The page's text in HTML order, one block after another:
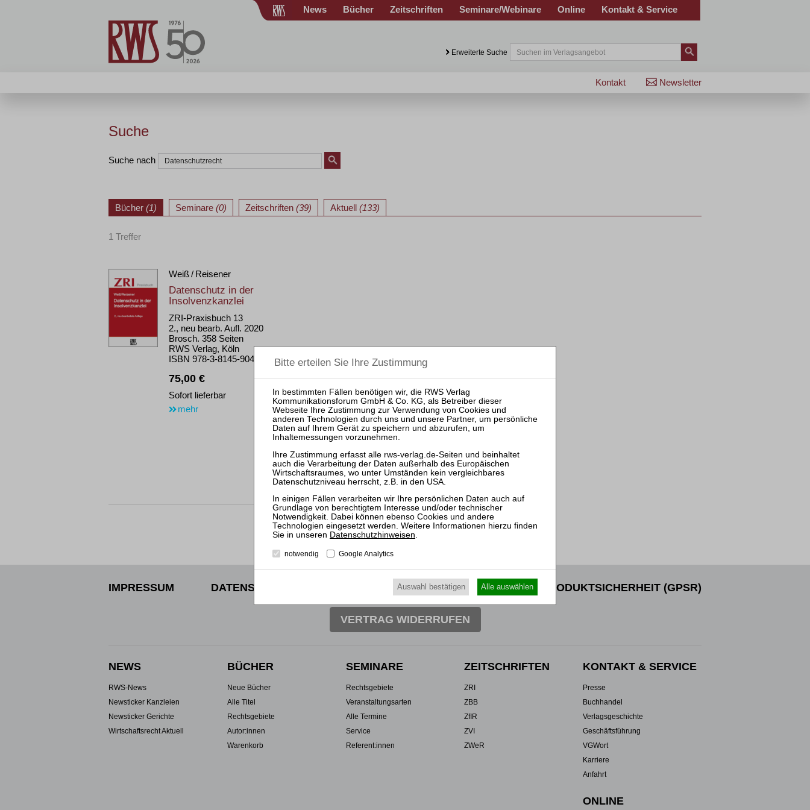
News Bücher Zeitschriften Seminare/Webinare Online Kontakt & Service
Erweiterte Suche
Newsletter
Kontakt
Suche
Suche nach
Bücher (1) Seminare (0) Zeitschriften (39) Aktuell (133)
1 Treffer
Weiß / Reisener
Datenschutz in der
Insolvenzkanzlei
ZRI-Praxisbuch 13
2., neu bearb. Aufl. 2020
Brosch. 358 Seiten
RWS Verlag, Köln
ISBN 978-3-8145-9040-0
75,00 €
Sofort lieferbar
mehr
IMPRESSUM DATENSCHUTZ NUTZUNGSBESTIMMUNGEN/AGB PRODUKTSICHERHEIT (GPSR)
VERTRAG WIDERRUFEN
NEWS
RWS-News
Newsticker Kanzleien
Newsticker Gerichte
Wirtschaftsrecht Aktuell
BÜCHER
Neue Bücher
Alle Titel
Rechtsgebiete
Autor:innen
Warenkorb
SEMINARE
Rechtsgebiete
Veranstaltungsarten
Alle Termine
Service
Referent:innen
ZEITSCHRIFTEN
ZRI
ZBB
ZfIR
ZVI
ZWeR
KONTAKT & SERVICE
Presse
Buchhandel
Verlagsgeschichte
Geschäftsführung
VGWort
Karriere
Anfahrt
ONLINE
Datenschutzhinweisen.
notwendig Google Analytics
Auswahl bestätigen Alle auswählen